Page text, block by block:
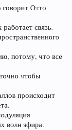
Отто
связь.
потому, что все
чтобы
происходит
волн эфира.